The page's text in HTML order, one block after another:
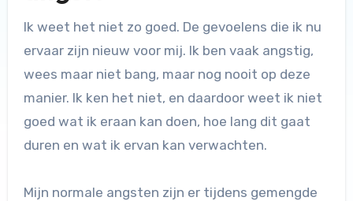
Ik weet het niet zo goed. De gevoelens die ik nu
ervaar zijn nieuw voor mij. Ik ben vaak angstig,
wees maar niet bang, maar nog nooit op deze
manier. Ik ken het niet, en daardoor weet ik niet
goed wat ik eraan kan doen, hoe lang dit gaat
duren en wat ik ervan kan verwachten.
Mijn normale angsten zijn er tijdens gemengde